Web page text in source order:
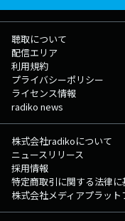
聴取について
配信エリア
利用規約
プライバシーポリシー
ライセンス情報
radiko news
株式会社radikoについて
ニュースリリース
採用情報
特定商取引に関する法律
株式会社メディアプラッ